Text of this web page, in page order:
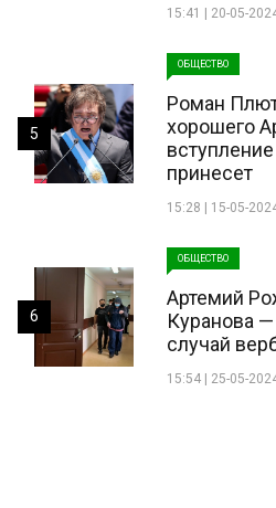
15:41 | 20-05-
ОБЩЕСТВО
Роман
хорошего
принесет
15:28 | 15-05-
5
ОБЩЕСТВО
Артемий
Куранова
случай
15:54 | 25-05-
6